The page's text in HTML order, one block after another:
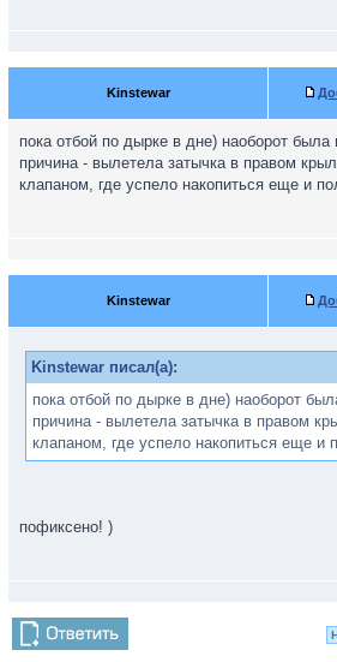
Kinstewar
пока отбой по дырке в дне) наоборот была
причина - вылетела затычка в правом
клапаном, где успело накопиться еще и
Kinstewar
Kinstewar писал(а):
пока отбой по дырке в дне) наоборот
причина - вылетела затычка в правом
клапаном, где успело накопиться еще и
пофиксено! )